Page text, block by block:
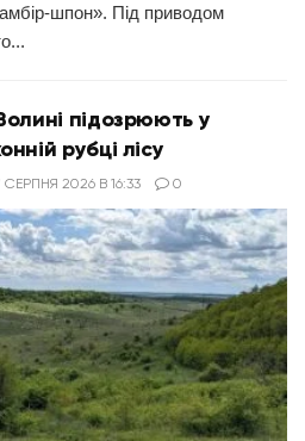
шпон». Під приводом
підозрюють у
рубці лісу
СЕРПНЯ 2026 В 16:33 0